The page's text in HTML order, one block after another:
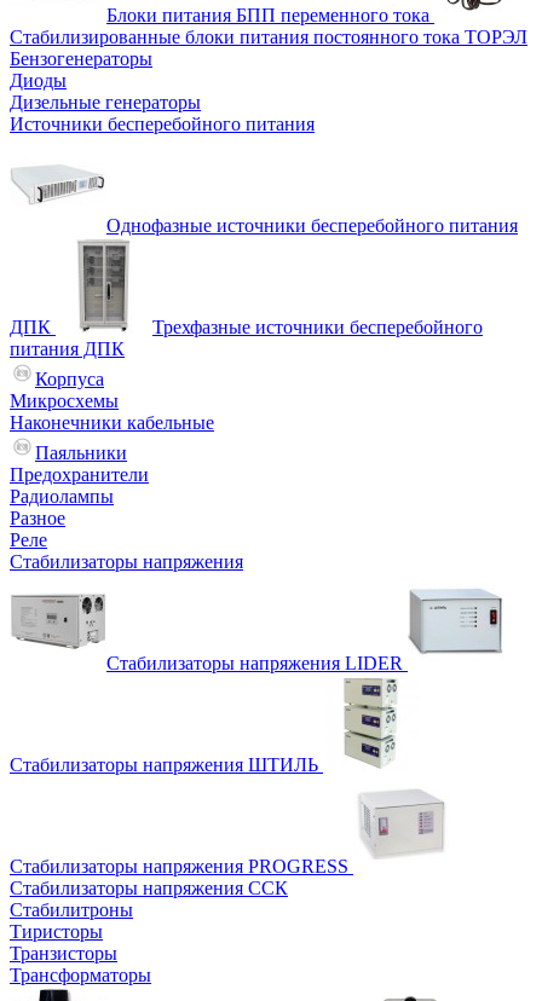
Блоки питания БПП переменного тока
Стабилизированные блоки питания постоянного тока ТОРЭЛ
Бензогенераторы
Диоды
Дизельные генераторы
Источники бесперебойного питания
Однофазные источники бесперебойного питания
ДПК
Трехфазные источники бесперебойного
питания ДПК
Корпуса
Микросхемы
Наконечники кабельные
Паяльники
Предохранители
Радиолампы
Разное
Реле
Стабилизаторы напряжения
Стабилизаторы напряжения LIDER
Стабилизаторы напряжения ШТИЛЬ
Стабилизаторы напряжения PROGRESS
Стабилизаторы напряжения ССК
Стабилитроны
Тиристоры
Транзисторы
Трансформаторы